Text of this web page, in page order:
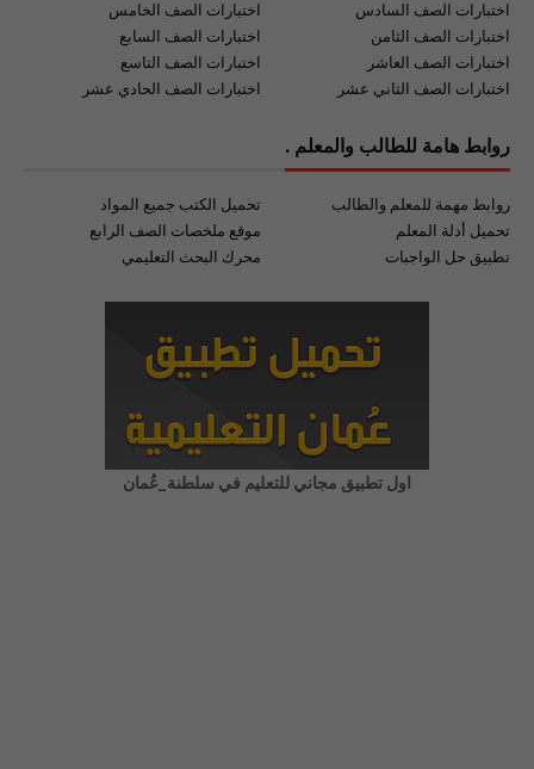
اختبارات الصف الخامس
اختبارات الصف السادس
اختبارات الصف السابع
اختبارات الصف الثامن
اختبارات الصف التاسع
اختبارات الصف العاشر
اختبارات الصف الحادي عشر
اختبارات الصف الثاني عشر
روابط هامة للطالب والمعلم .
تحميل الكتب جميع المواد
روابط مهمة للمعلم والطالب
موقع ملخصات الصف الرابع
تحميل أدلة المعلم
محرك البحث التعليمي
تطبيق حل الواجبات
اول تطبيق مجاني للتعليم في سلطنة_عُمان